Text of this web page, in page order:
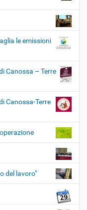
le emissioni
Canossa – Terre
Canossa-Terre
del lavoro"